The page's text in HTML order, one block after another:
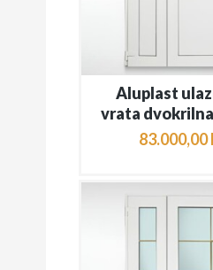
Aluplast
vrata
83.000,00